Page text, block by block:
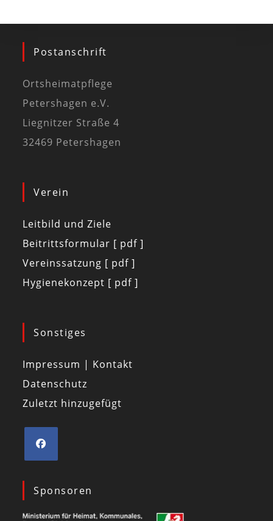
Postanschrift
Ortsheimatpflege
Petershagen e.V.
Liegnitzer Straße 4
32469 Petershagen
Verein
Leitbild und Ziele
Beitrittsformular [ pdf ]
Vereinssatzung [ pdf ]
Hygienekonzept [ pdf ]
Sonstiges
Impressum | Kontakt
Datenschutz
Zuletzt hinzugefügt
Sponsoren